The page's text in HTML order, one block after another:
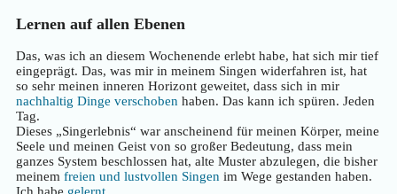
Lernen auf allen Ebenen
Das, was ich an diesem Wochenende erlebt habe, hat sich mir tief
eingeprägt. Das, was mir in meinem Singen widerfahren ist, hat
so sehr meinen inneren Horizont geweitet, dass sich in mir
nachhaltig Dinge verschoben haben. Das kann ich spüren. Jeden
Tag.
Dieses „Singerlebnis“ war anscheinend für meinen Körper, meine
Seele und meinen Geist von so großer Bedeutung, dass mein
ganzes System beschlossen hat, alte Muster abzulegen, die bisher
meinem freien und lustvollen Singen im Wege gestanden haben.